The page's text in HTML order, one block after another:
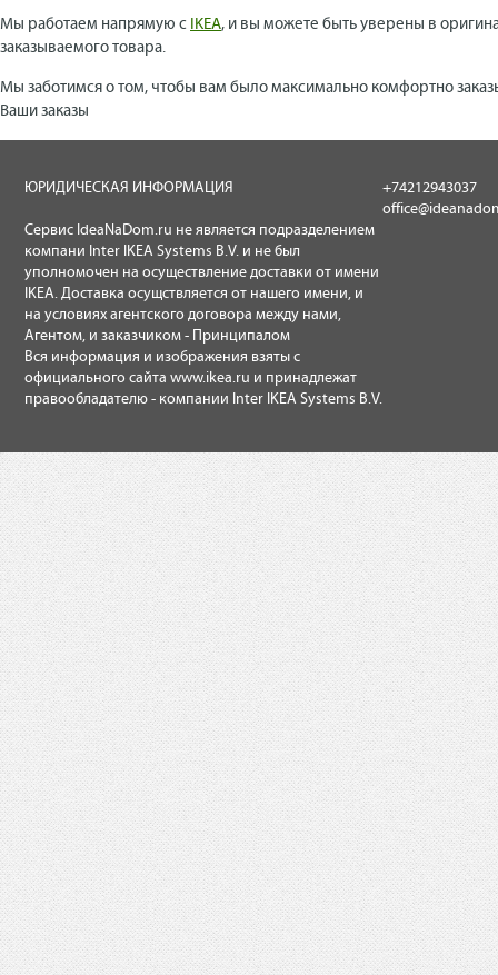
Мы работаем напрямую с IKEA, и вы можете быть уверены в
заказываемого товара.
Мы заботимся о том, чтобы вам было максимально комфортно
Ваши заказы
ЮРИДИЧЕСКАЯ ИНФОРМАЦИЯ
Сервис IdeaNaDom.ru не является подразделением
компани Inter IKEA Systems B.V. и не был
уполномочен на осуществление доставки от имени
IKEA. Доставка осущствляется от нашего имени, и
на условиях агентского договора между нами,
Агентом, и заказчиком - Принципалом
Вся информация и изображения взяты с
официального сайта www.ikea.ru и принадлежат
правообладателю - компании Inter IKEA Systems B.V.
+74212943037